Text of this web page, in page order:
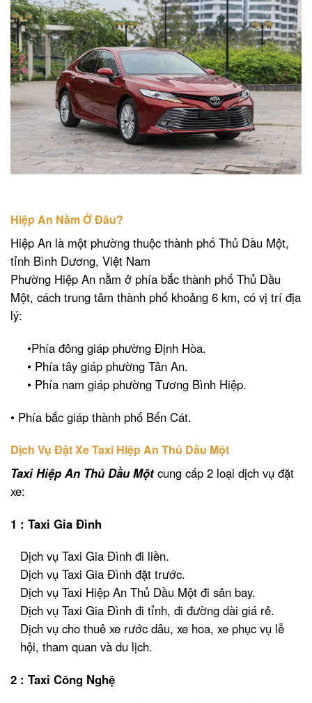
Hiệp An Nằm Ở Đâu?
Hiệp An là một phường thuộc thành phố Thủ Dầu Một,
tỉnh Bình Dương, Việt Nam
Phường Hiệp An nằm ở phía bắc thành phố Thủ Dầu
Một, cách trung tâm thành phố khoảng 6 km, có vị trí địa
lý:
•Phía đông giáp phường Định Hòa.
• Phía tây giáp phường Tân An.
• Phía nam giáp phường Tương Bình Hiệp.
• Phía bắc giáp thành phố Bến Cát.
Dịch Vụ Đặt Xe Taxi Hiệp An Thủ Dầu Một
Taxi Hiệp An Thủ Dầu Mộtcung cấp 2 loại dịch vụ đặt
xe:
1 : Taxi Gia Đình
Dịch vụ Taxi Gia Đình đi liền.
Dịch vụ Taxi Gia Đình đặt trước.
Dịch vụ Taxi Hiệp An Thủ Dầu Một đi sân bay.
Dịch vụ Taxi Gia Đình đi tỉnh, đi đường dài giá rẻ.
Dịch vụ cho thuê xe rước dâu, xe hoa, xe phục vụ lễ
hội, tham quan và du lịch.
2 : Taxi Công Nghệ